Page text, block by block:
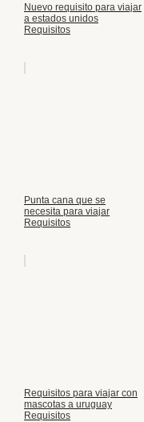
Nuevo requisito para viajar
a estados unidos
Requisitos
Punta cana que se
necesita para viajar
Requisitos
Requisitos para viajar con
mascotas a uruguay
Requisitos